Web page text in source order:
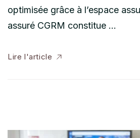
optimisée grâce à l’espace
assuré CGRM constitue …
Lire l'article